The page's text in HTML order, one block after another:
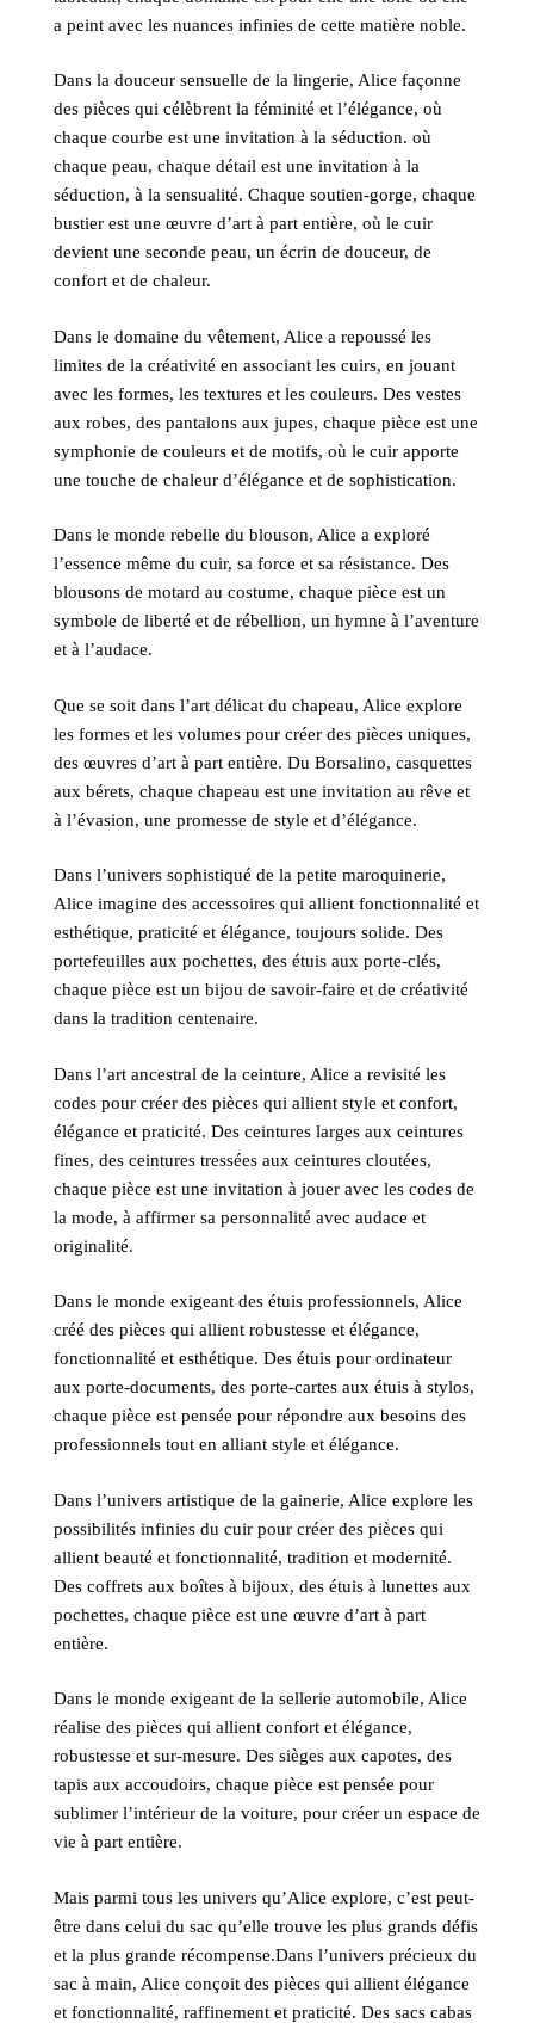
a peint avec les nuances infinies de cette matière noble.
Dans la douceur sensuelle de la lingerie, Alice façonne
des pièces qui célèbrent la féminité et l’élégance, où
chaque courbe est une invitation à la séduction. où
chaque peau, chaque détail est une invitation à la
séduction, à la sensualité. Chaque soutien-gorge, chaque
bustier est une œuvre d’art à part entière, où le cuir
devient une seconde peau, un écrin de douceur, de
confort et de chaleur.
Dans le domaine du vêtement, Alice a repoussé les
limites de la créativité en associant les cuirs, en jouant
avec les formes, les textures et les couleurs. Des vestes
aux robes, des pantalons aux jupes, chaque pièce est une
symphonie de couleurs et de motifs, où le cuir apporte
une touche de chaleur d’élégance et de sophistication.
Dans le monde rebelle du blouson, Alice a exploré
l’essence même du cuir, sa force et sa résistance. Des
blousons de motard au costume, chaque pièce est un
symbole de liberté et de rébellion, un hymne à l’aventure
et à l’audace.
Que se soit dans l’art délicat du chapeau, Alice explore
les formes et les volumes pour créer des pièces uniques,
des œuvres d’art à part entière. Du Borsalino, casquettes
aux bérets, chaque chapeau est une invitation au rêve et
à l’évasion, une promesse de style et d’élégance.
Dans l’univers sophistiqué de la petite maroquinerie,
Alice imagine des accessoires qui allient fonctionnalité et
esthétique, praticité et élégance, toujours solide. Des
portefeuilles aux pochettes, des étuis aux porte-clés,
chaque pièce est un bijou de savoir-faire et de créativité
dans la tradition centenaire.
Dans l’art ancestral de la ceinture, Alice a revisité les
codes pour créer des pièces qui allient style et confort,
élégance et praticité. Des ceintures larges aux ceintures
fines, des ceintures tressées aux ceintures cloutées,
chaque pièce est une invitation à jouer avec les codes de
la mode, à affirmer sa personnalité avec audace et
originalité.
Dans le monde exigeant des étuis professionnels, Alice
créé des pièces qui allient robustesse et élégance,
fonctionnalité et esthétique. Des étuis pour ordinateur
aux porte-documents, des porte-cartes aux étuis à stylos,
chaque pièce est pensée pour répondre aux besoins des
professionnels tout en alliant style et élégance.
Dans l’univers artistique de la gainerie, Alice explore les
possibilités infinies du cuir pour créer des pièces qui
allient beauté et fonctionnalité, tradition et modernité.
Des coffrets aux boîtes à bijoux, des étuis à lunettes aux
pochettes, chaque pièce est une œuvre d’art à part
entière.
Dans le monde exigeant de la sellerie automobile, Alice
réalise des pièces qui allient confort et élégance,
robustesse et sur-mesure. Des sièges aux capotes, des
tapis aux accoudoirs, chaque pièce est pensée pour
sublimer l’intérieur de la voiture, pour créer un espace de
vie à part entière.
Mais parmi tous les univers qu’Alice explore, c’est peut-
être dans celui du sac qu’elle trouve les plus grands défis
et la plus grande récompense.Dans l’univers précieux du
sac à main, Alice conçoit des pièces qui allient élégance
et fonctionnalité, raffinement et praticité. Des sacs cabas